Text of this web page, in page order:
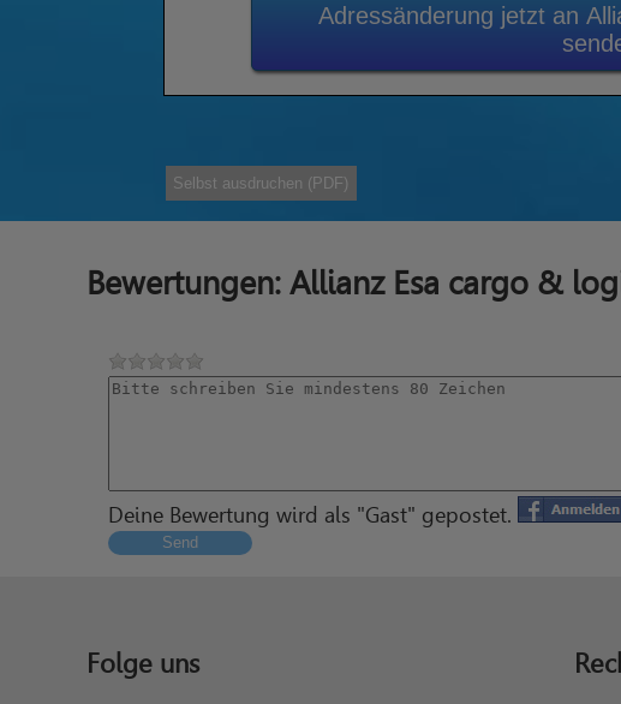
Adressänderung jetzt an
Selbst ausdruchen (PDF)
Bewertungen: Allianz Esa cargo &
Deine Bewertung wird als "Gast" gepostet.
Send
Folge uns